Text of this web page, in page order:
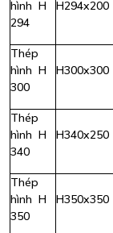
hình H
294
H294x200
Thép
hình H
300
H300x300
Thép
hình H
340
H340x250
Thép
hình H
350
H350x350